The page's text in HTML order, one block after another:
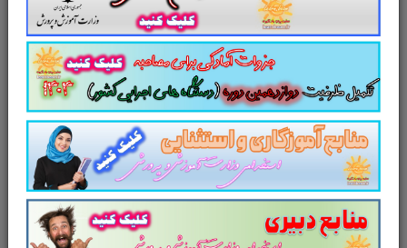
مجموعه سوالات و تستشغل کارشناس
امور اداریاستخدامی سازمان تامین
اجتماعی با پاسخ تشریحی
شامل1621تست در491صفحه شامل:
تست
مدیریت منابع انسانی و رفتار سازمانی
(900 تست در 139 صفحه pdf)
تستآمار(140 تست با پاسخنامه
در 55